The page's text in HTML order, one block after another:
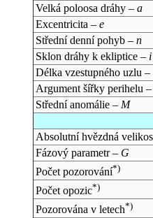
Velká poloosa dráhy – a
Excentricita – e
Střední denní pohyb – n
Sklon dráhy k ekliptice – i
Délka vzestupného uzlu –
Argument šířky perihelu
Střední anomálie – M
Absolutní hvězdná
Fázový parametr – G
Počet pozorování*)
Počet opozic*)
Pozorována v letech*)